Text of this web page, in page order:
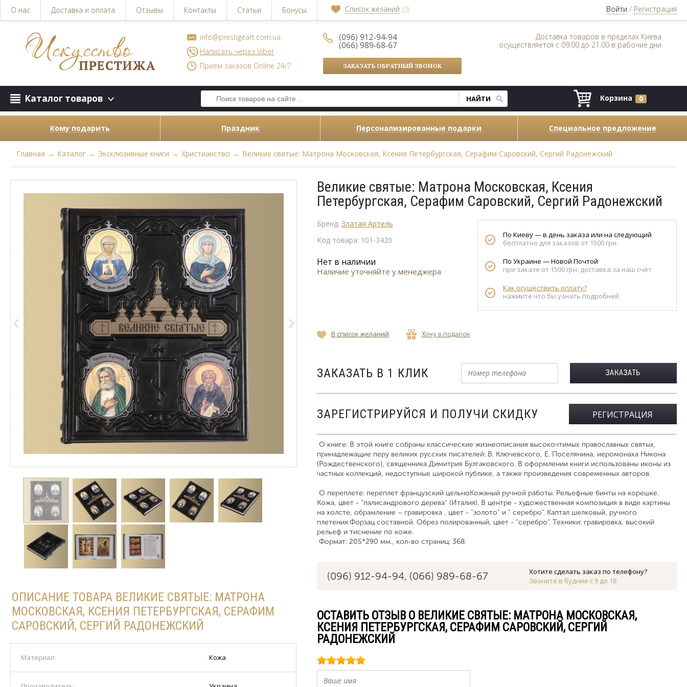
О нас Доставка и оплата Отзывы Контакты Статьи Бонусы Список желаний (0) Войти / Регистрация
info@prestigeart.com.ua
Написать через Viber
Прием заказов Online 24/7
(096) 912-94-94
(066) 989-68-67
ЗАКАЗАТЬ ОБРАТНЫЙ ЗВОНОК
Доставка товаров в пределах Киева
осуществляется с 09.00 до 21.00 в рабочие дни
Каталог товаров Корзина 0
Кому подарить Праздник Персонализированные подарки Специальное предложение
Главная → Каталог → Эксклюзивные книги → Христианство → Великие святые: Матрона Московская, Ксения Петербургская, Серафим Саровский, Сергий Радонежский
ОПИСАНИЕ ТОВАРА ВЕЛИКИЕ СВЯТЫЕ: МАТРОНА
МОСКОВСКАЯ, КСЕНИЯ ПЕТЕРБУРГСКАЯ, СЕРАФИМ
САРОВСКИЙ, СЕРГИЙ РАДОНЕЖСКИЙ
Материал: Кожа
Великие святые: Матрона Московская, Ксения
Петербургская, Серафим Саровский, Сергий Радонежский
Бренд: Златая Артель
Код товара: 101-3420
Нет в наличии
Наличие уточняйте у менеджера
По Киеву — в день заказа или на следующий
бесплатно для заказов от 1500 грн.
По Украине — Новой Почтой
при заказе от 1500 грн. доставка за наш счёт
Как осуществить оплату?
нажмите что бы узнать подробней
В список желаний Хочу в подарок
ЗАКАЗАТЬ В 1 КЛИК
ЗАРЕГИСТРИРУЙСЯ И ПОЛУЧИ СКИДКУ РЕГИСТРАЦИЯ
О книге: В этой книге собраны классические жизнеописания высокочтимых православных святых,
принадлежащие перу великих русских писателей: В. Ключевского, Е. Поселянина, иеромонаха Никона
(Рождественского), священника Димитрия Булгаковского. В оформлении книги использованы иконы из
частных коллекций, недоступные широкой публике, а также произведения современных авторов.
О переплете: переплет французский цельноКожаный ручной работы. Рельефные бинты на корешке.
Кожа, цвет - "палисандрового дерева" (Италия). В центре - художественная композиция в виде картины
на холсте, обрамление – гравировка , цвет - "золото" и " серебро". Каптал шелковый, ручного
плетения.Форзац составной. Обрез полированный, цвет - "серебро". Техники: гравировка, высокий
рельеф и тиснение по коже.
Формат: 205*290 мм., кол-во страниц: 368.
(096) 912-94-94, (066) 989-68-67
Хотите сделать заказ по телефону?
Звоните в будние с 9 до 18
ОСТАВИТЬ ОТЗЫВ О ВЕЛИКИЕ СВЯТЫЕ: МАТРОНА МОСКОВСКАЯ,
КСЕНИЯ ПЕТЕРБУРГСКАЯ, СЕРАФИМ САРОВСКИЙ, СЕРГИЙ
РАДОНЕЖСКИЙ